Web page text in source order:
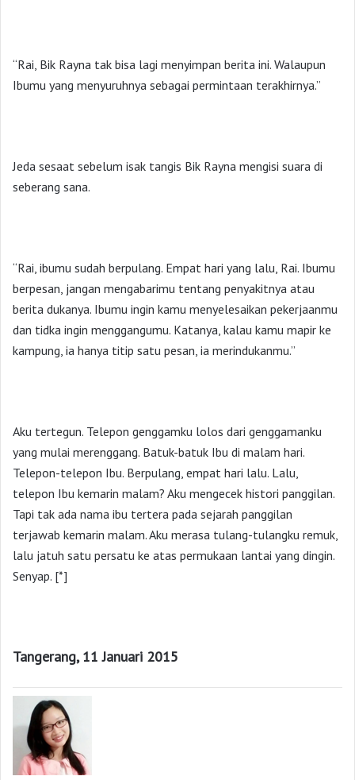
“Rai, Bik Rayna tak bisa lagi menyimpan berita ini. Walaupun
Ibumu yang menyuruhnya sebagai permintaan terakhirnya.”
Jeda sesaat sebelum isak tangis Bik Rayna mengisi suara di
seberang sana.
“Rai, ibumu sudah berpulang. Empat hari yang lalu, Rai. Ibumu
berpesan, jangan mengabarimu tentang penyakitnya atau
berita dukanya. Ibumu ingin kamu menyelesaikan pekerjaanmu
dan tidka ingin menggangumu. Katanya, kalau kamu mapir ke
kampung, ia hanya titip satu pesan, ia merindukanmu.”
Aku tertegun. Telepon genggamku lolos dari genggamanku
yang mulai merenggang. Batuk-batuk Ibu di malam hari.
Telepon-telepon Ibu. Berpulang, empat hari lalu. Lalu,
telepon Ibu kemarin malam? Aku mengecek histori panggilan.
Tapi tak ada nama ibu tertera pada sejarah panggilan
terjawab kemarin malam. Aku merasa tulang-tulangku remuk,
lalu jatuh satu persatu ke atas permukaan lantai yang dingin.
Senyap. [*]
Tangerang, 11 Januari 2015